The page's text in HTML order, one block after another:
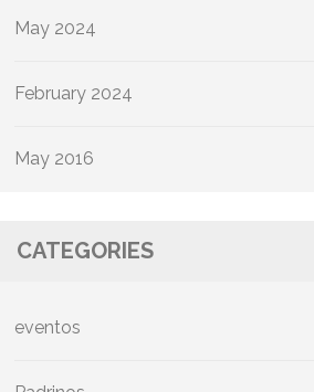
May 2024
February 2024
May 2016
CATEGORIES
eventos